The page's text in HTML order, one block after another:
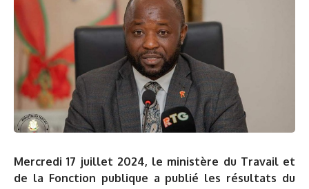
Mercredi 17 juillet 2024, le ministère du Travail et
de la Fonction publique a publié les résultats du